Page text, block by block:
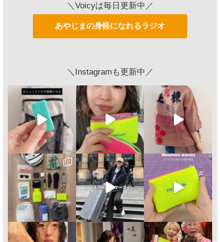
＼Voicyは毎日更新中／
あやじまの身軽になれるラジオ
＼Instagramも更新中／